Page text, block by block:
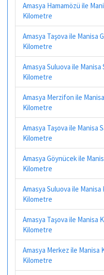
Amasya Hamamözü ile
Kilometre
Amasya Taşova ile Manisa
Kilometre
Amasya Suluova ile Manisa
Kilometre
Amasya Merzifon ile
Kilometre
Amasya Taşova ile Manisa
Kilometre
Amasya Göynücek ile
Kilometre
Amasya Suluova ile Manisa
Kilometre
Amasya Taşova ile Manisa
Kilometre
Amasya Merkez ile Manisa
Kilometre